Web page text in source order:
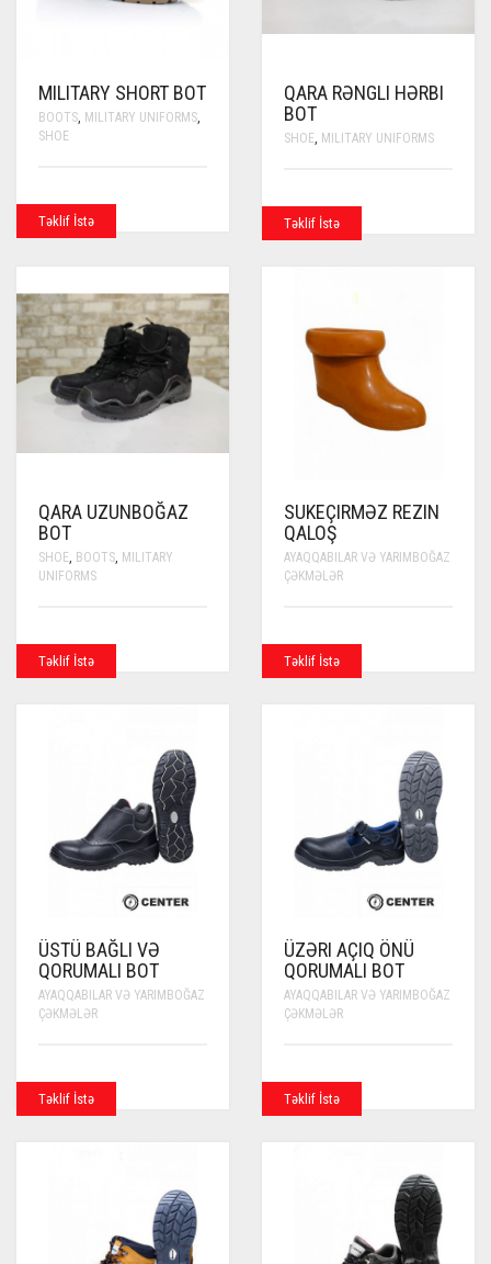
MILITARY SHORT BOT
BOOTS, MILITARY UNIFORMS,
SHOE
Təklif İstə
QARA RƏNGLI HƏRBI
BOT
SHOE, MILITARY UNIFORMS
Təklif İstə
QARA UZUNBOĞAZ
BOT
SHOE, BOOTS, MILITARY
UNIFORMS
Təklif İstə
SUKEÇIRMƏZ REZIN
QALOŞ
AYAQQABILAR VƏ YARIMBOĞAZ
ÇƏKMƏLƏR
Təklif İstə
ÜSTÜ BAĞLI VƏ
QORUMALI BOT
AYAQQABILAR VƏ YARIMBOĞAZ
ÇƏKMƏLƏR
Təklif İstə
ÜZƏRI AÇIQ ÖNÜ
QORUMALI BOT
AYAQQABILAR VƏ YARIMBOĞAZ
ÇƏKMƏLƏR
Təklif İstə